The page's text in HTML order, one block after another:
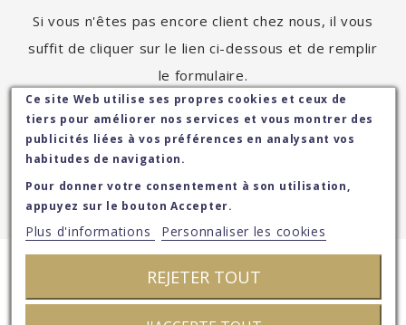
Si vous n'êtes pas encore client chez nous, il vous
suffit de cliquer sur le lien ci-dessous et de remplir
le formulaire.
Après acceptation, vous recevrez sous quelques
jours vos identifiant et mot de passe par e-mail.
CRÉER UN COMPTE
Ce site Web utilise ses propres cookies et ceux de
tiers pour améliorer nos services et vous montrer des
publicités liées à vos préférences en analysant vos
habitudes de navigation.
Pour donner votre consentement à son utilisation,
appuyez sur le bouton Accepter.
Plus d'informations Personnaliser les cookies
REJETER TOUT
Ce site Web utilise ses propres cookies et ceux de
tiers pour améliorer nos services et vous montrer des
publicités liées à vos préférences en analysant vos
habitudes de navigation.
Pour donner votre consentement à son utilisation,
appuyez sur le bouton Accepter.
Plus d'informations Personnaliser les cookies
REJETER TOUT
Ce site Web utilise ses propres cookies et ceux de
tiers pour améliorer nos services et vous montrer des
publicités liées à vos préférences en analysant vos
habitudes de navigation.
Pour donner votre consentement à son utilisation,
appuyez sur le bouton Accepter.
Plus d'informations Personnaliser les cookies
REJETER TOUT